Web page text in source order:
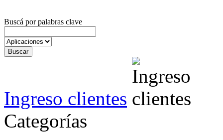
Buscá por palabras clave
Ingreso clientes
Categorías